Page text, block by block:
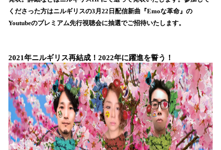
くださった方はニルギリスの3月22日配信新曲『Emoな革命』の
Youtubeのプレミアム先行視聴会に抽選でご招待いたします。
2021年ニルギリス再結成！2022年に躍進を誓う！